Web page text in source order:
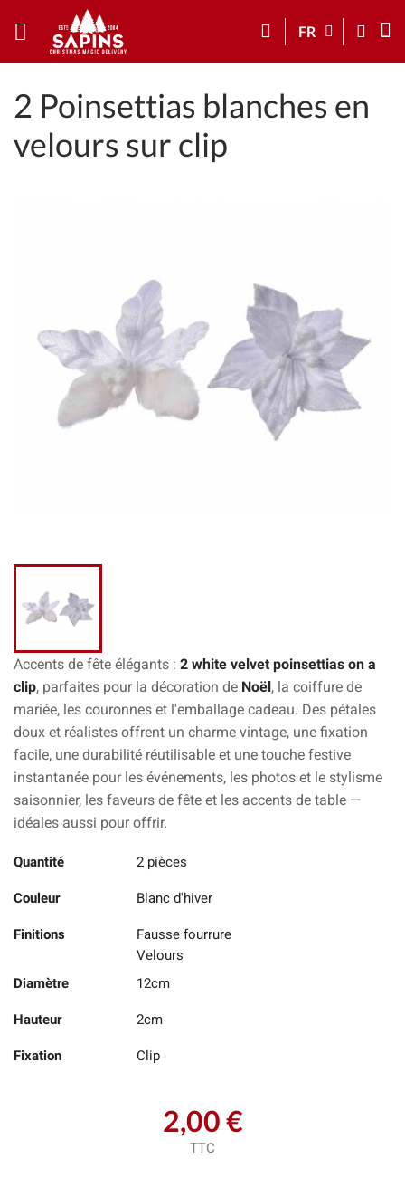
FR
2 Poinsettias blanches en
velours sur clip
Accents de fête élégants : 2 white velvet poinsettias on a
clip, parfaites pour la décoration de Noël, la coiffure de
mariée, les couronnes et l'emballage cadeau. Des pétales
doux et réalistes offrent un charme vintage, une fixation
facile, une durabilité réutilisable et une touche festive
instantanée pour les événements, les photos et le stylisme
saisonnier, les faveurs de fête et les accents de table —
idéales aussi pour offrir.
Quantité 2 pièces
Couleur Blanc d'hiver
Finitions
Fausse fourrure
Velours
Diamètre
12cm
Hauteur 2cm
Fixation Clip
2,00 €
TTC